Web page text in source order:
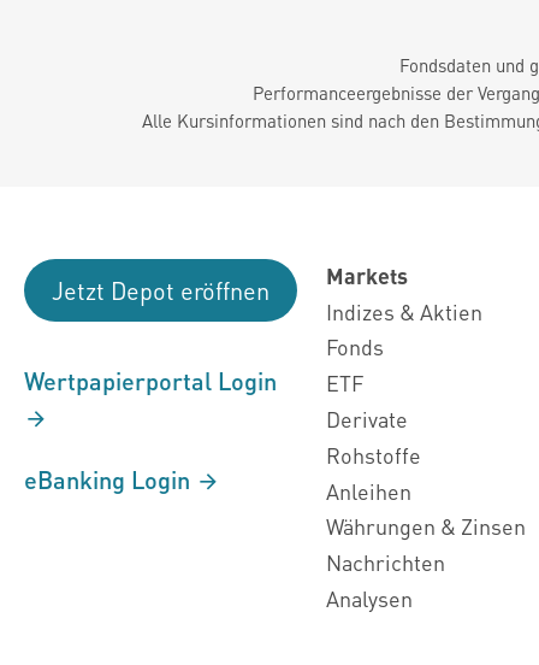
Fondsdaten und
Performanceergebnisse der
Alle Kursinformationen sind nach den
Jetzt Depot eröffnen
Wertpapierportal Login
eBanking Login
Markets
Indizes & Aktien
Fonds
ETF
Derivate
Rohstoffe
Anleihen
Währungen & Zinsen
Nachrichten
Analysen